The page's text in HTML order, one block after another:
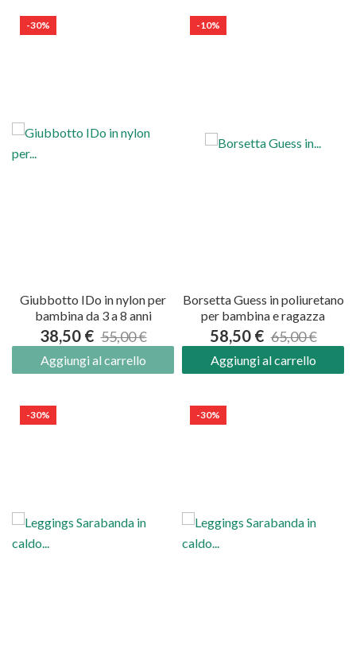
-30%
Giubbotto IDo in nylon per
bambina da 3 a 8 anni
38,50 € 55,00 €
Aggiungi al carrello
-10%
Borsetta Guess in poliuretano
per bambina e ragazza
58,50 € 65,00 €
Aggiungi al carrello
-30% -30%